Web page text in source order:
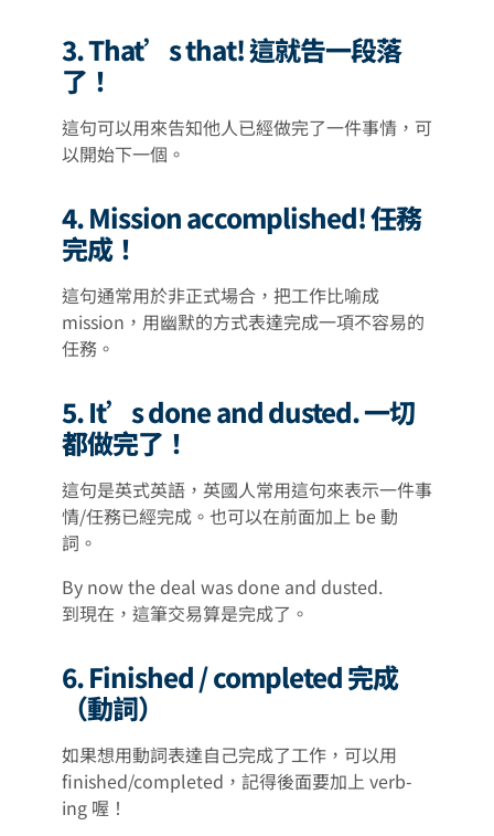
3. That’s that! 這就告一段落
了！
這句可以用來告知他人已經做完了一件事情，可
以開始下一個。
4. Mission accomplished! 任務
完成！
這句通常用於非正式場合，把工作比喻成
mission，用幽默的方式表達完成一項不容易的
任務。
5. It’s done and dusted. 一切
都做完了！
這句是英式英語，英國人常用這句來表示一件事
情/任務已經完成。也可以在前面加上 be 動
詞。
By now the deal was done and dusted.
到現在，這筆交易算是完成了。
6. Finished / completed 完成
（動詞）
如果想用動詞表達自己完成了工作，可以用
finished/completed，記得後面要加上 verb-
ing 喔！